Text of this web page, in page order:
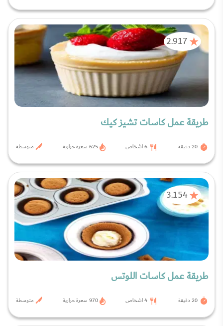
2.917
طريقة عمل كاسات تشيز كيك
20 دقيقة 6 اشخاص 625 سعرة حرارية متوسطة
3.154
طريقة عمل كاسات اللوتس
20 دقيقة 4 اشخاص 970 سعرة حرارية متوسطة